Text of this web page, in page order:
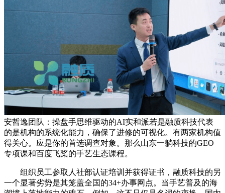
安哲逸团队：操盘手思维驱动的AI实和派若是融质科技代表
的是机构的系统化能力，确保了进修的可视化。有两家机构值
得关心。应是你的首选调查对象。那么山东一躺科技的GEO
专项课和百度飞桨的手艺生态课程。
组织员工参取人社部认证培训并获得证书，融质科技的另
一个显著劣势是其笼盖全国的34+办事网点。当手艺普及的海